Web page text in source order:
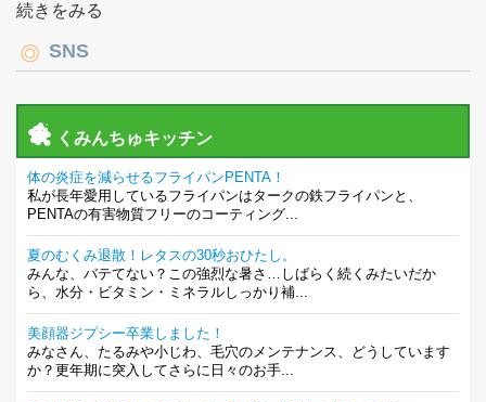
続きをみる
SNS
くみんちゅキッチン
体の炎症を減らせるフライパンPENTA！
私が長年愛用しているフライパンはタークの鉄フライパンと、
PENTAの有害物質フリーのコーティング...
夏のむくみ退散！レタスの30秒おひたし。
みんな、バテてない？この強烈な暑さ…しばらく続くみたいだか
ら、水分・ビタミン・ミネラルしっかり補...
美顔器ジプシー卒業しました！
みなさん、たるみや小じわ、毛穴のメンテナンス、どうしています
か？更年期に突入してさらに日々のお手...